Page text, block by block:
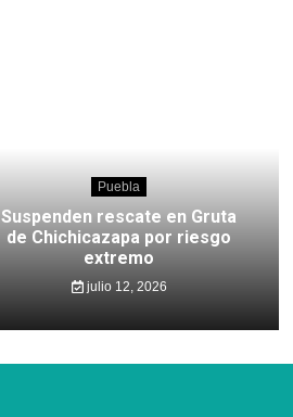
Puebla
Suspenden rescate en Gruta
de Chichicazapa por riesgo
extremo
julio 12, 2026